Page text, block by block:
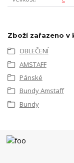
Zboží zařazeno v
OBLEČENÍ
AMSTAFF
Pánské
Bundy Amstaff
Bundy